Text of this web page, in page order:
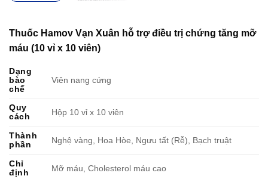
Thuốc Hamov Vạn Xuân hỗ trợ điều trị chứng tăng mỡ
máu (10 vỉ x 10 viên)
Dạng
bào
chế
Viên nang cứng
Quy
cách
Hộp 10 vỉ x 10 viên
Thành
phần
Nghệ vàng, Hoa Hòe, Ngưu tất (Rễ), Bạch truật
Chỉ
định
Mỡ máu, Cholesterol máu cao